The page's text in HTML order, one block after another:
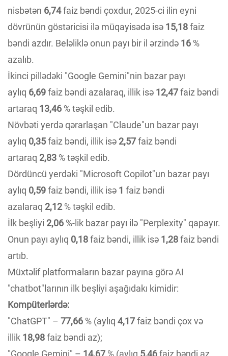
nisbətən 6,74faiz bəndi çoxdur, 2025-ci ilin eyni
dövrünün göstəricisi ilə müqayisədə isə 15,18faiz
bəndi azdır. Beləliklə onun payı bir il ərzində 16 %
azalıb.
İkinci pillədəki "Google Gemini"nin bazar payı
aylıq 6,69faiz bəndi azalaraq, illik isə 12,47faiz bəndi
artaraq 13,46 % təşkil edib.
Növbəti yerdə qərarlaşan "Claude"un bazar payı
aylıq 0,35faiz bəndi, illik isə 2,57faiz bəndi
artaraq 2,83 % təşkil edib.
Dördüncü yerdəki "Microsoft Copilot"un bazar payı
aylıq 0,59faiz bəndi, illik isə 1 faiz bəndi
azalaraq 2,12% təşkil edib.
İlk beşliyi 2,06 %-lik bazar payı ilə "Perplexity" qapayır.
Onun payı aylıq 0,18faiz bəndi, illik isə 1,28faiz bəndi
artıb.
Müxtəlif platformaların bazar payına görə AI
"chatbot"larının ilk beşliyi aşağıdakı kimidir:
Kompüterlərdə:
"ChatGPT" – 77,66 % (aylıq 4,17faiz bəndi çox və
illik 18,98faiz bəndi az);
"Google Gemini" – 14,67 % (aylıq 5,46faiz bəndi az